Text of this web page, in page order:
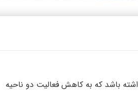
باشد که به کاهش فعالیت دو ناحیه